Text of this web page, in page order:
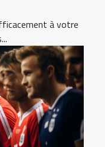
à votre